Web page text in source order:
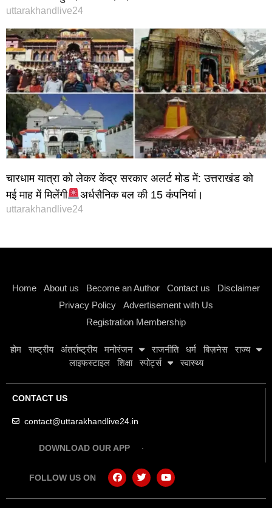
uttarakhandlive24
चारधाम यात्रा को लेकर केंद्र सरकार अलर्ट मोड में: उत्तराखंड को
मई माह में मिलेंगी
अर्धसैनिक बल की 15 कंपनियां।
uttarakhandlive24
Home About us Become an Author Contact us
Disclaimer
Privacy Policy
Advertisement with Us
Registration Membership
होम राष्ट्रीय अंतर्राष्ट्रीय मनोरंजन राजनीति धर्म बिज़नेस
राज्य
लाइफस्टाइल
शिक्षा स्पोर्ट्स स्वास्थ्य
CONTACT US
contact@uttarakhandlive24.in
DOWNLOAD OUR APP
FOLLOW US ON